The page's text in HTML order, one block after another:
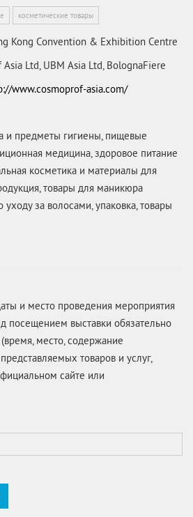
косметические товары
Kong Convention & Exhibition Centre
Asia Ltd, UBM Asia Ltd, BolognaFiere
www.cosmoprof-asia.com/
и предметы гигиены, пищевые
медицина, здоровое питание
косметика и материалы для
, товары для маникюра
за волосами, упаковка, товары
и место проведения мероприятия
посещением выставки обязательно
место, содержание
товаров и услуг,
сайте или